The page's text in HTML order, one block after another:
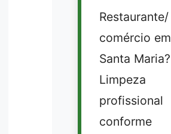
Restaurante/
comércio em
Santa Maria?
Limpeza
profissional
conforme